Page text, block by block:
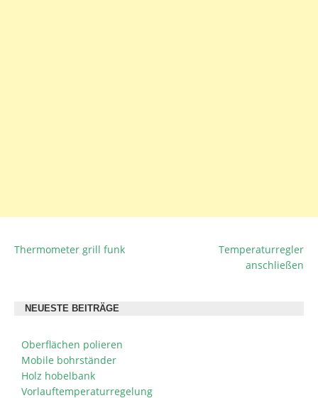
BEITRAGSNAVIGATION
Thermometer grill funk
Temperaturregler
anschließen
NEUESTE BEITRÄGE
Oberflächen polieren
Mobile bohrständer
Holz hobelbank
Vorlauftemperaturregelung